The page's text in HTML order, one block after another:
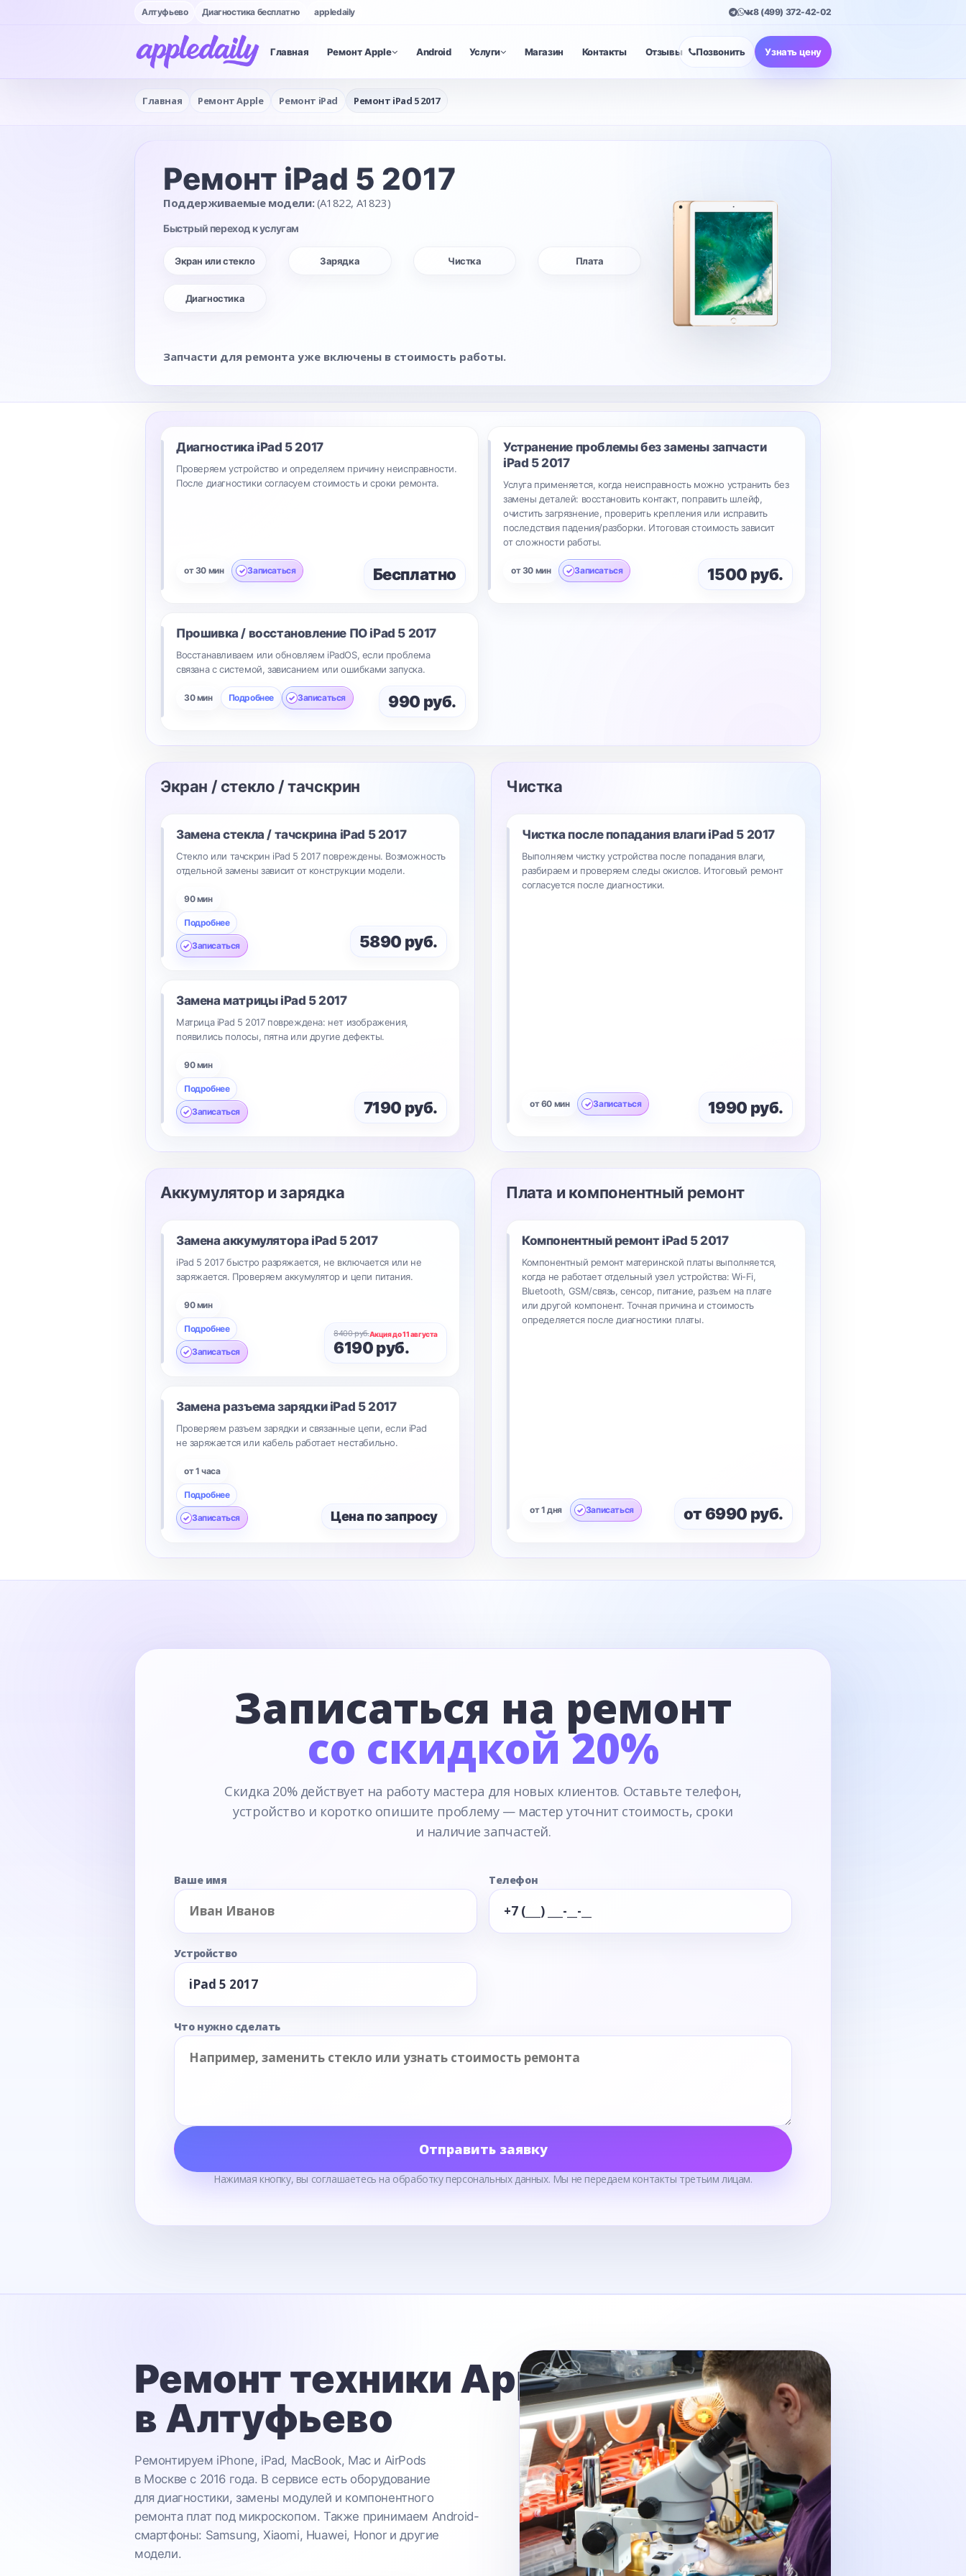
Алтуфьево Диагностика бесплатно appledaily 8 (499) 372-42-02
Главная Ремонт Apple Android Услуги Магазин Контакты Отзывы Позвонить Узнать цену
Главная Ремонт Apple Ремонт iPad Ремонт iPad 5 2017
Ремонт iPad 5 2017
Поддерживаемые модели:(A1822, A1823)
Быстрый переход к услугам
Экран или стекло Зарядка Чистка Плата
Диагностика
Запчасти для ремонта уже включены в стоимость работы.
Диагностика iPad 5 2017
Проверяем устройство и определяем причину неисправности.
После диагностики согласуем стоимость и сроки ремонта.
от 30 мин Записаться Бесплатно
Устранение проблемы без замены запчасти
iPad 5 2017
Услуга применяется, когда неисправность можно устранить без
замены деталей: восстановить контакт, поправить шлейф,
очистить загрязнение, проверить крепления или исправить
последствия падения/разборки. Итоговая стоимость зависит
от сложности работы.
от 30 мин Записаться 1500 руб.
Прошивка / восстановление ПО iPad 5 2017
Восстанавливаем или обновляем iPadOS, если проблема
связана с системой, зависанием или ошибками запуска.
30 мин Подробнее Записаться 990 руб.
Экран / стекло / тачскрин
Замена стекла / тачскрина iPad 5 2017
Стекло или тачскрин iPad 5 2017 повреждены. Возможность
отдельной замены зависит от конструкции модели.
90 мин
Подробнее
Записаться 5890 руб.
Замена матрицы iPad 5 2017
Матрица iPad 5 2017 повреждена: нет изображения,
появились полосы, пятна или другие дефекты.
90 мин
Подробнее
Записаться 7190 руб.
Чистка
Чистка после попадания влаги iPad 5 2017
Выполняем чистку устройства после попадания влаги,
разбираем и проверяем следы окислов. Итоговый ремонт
согласуется после диагностики.
от 60 мин Записаться 1990 руб.
Аккумулятор и зарядка
Замена аккумулятора iPad 5 2017
iPad 5 2017 быстро разряжается, не включается или не
заряжается. Проверяем аккумулятор и цепи питания.
90 мин
Подробнее
Записаться
8400 руб.Акция до 11 августа
6190 руб.
Замена разъема зарядки iPad 5 2017
Проверяем разъем зарядки и связанные цепи, если iPad
не заряжается или кабель работает нестабильно.
от 1 часа
Подробнее
Записаться Цена по запросу
Плата и компонентный ремонт
Компонентный ремонт iPad 5 2017
Компонентный ремонт материнской платы выполняется,
когда не работает отдельный узел устройства: Wi-Fi,
Bluetooth, GSM/связь, сенсор, питание, разъем на плате
или другой компонент. Точная причина и стоимость
определяется после диагностики платы.
от 1 дня Записаться от 6990 руб.
Записаться на ремонт
со скидкой 20%
Скидка 20% действует на работу мастера для новых клиентов. Оставьте телефон,
устройство и коротко опишите проблему — мастер уточнит стоимость, сроки
и наличие запчастей.
Ваше имя Телефон
Устройство
Что нужно сделать
Отправить заявку
Нажимая кнопку, вы соглашаетесь на обработку персональных данных. Мы не передаем контакты третьим лицам.
Ремонт техники Apple
в Алтуфьево
Ремонтируем iPhone, iPad, MacBook, Mac и AirPods
в Москве с 2016 года. В сервисе есть оборудование
для диагностики, замены модулей и компонентного
ремонта плат под микроскопом. Также принимаем Android-
смартфоны: Samsung, Xiaomi, Huawei, Honor и другие
модели.